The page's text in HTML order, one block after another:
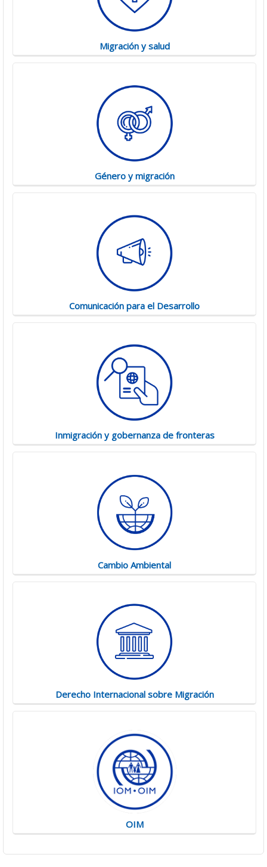
Migración y salud
Género y migración
Comunicación para el Desarrollo
Inmigración y gobernanza de fronteras
Cambio Ambiental
Derecho Internacional sobre Migración
OIM